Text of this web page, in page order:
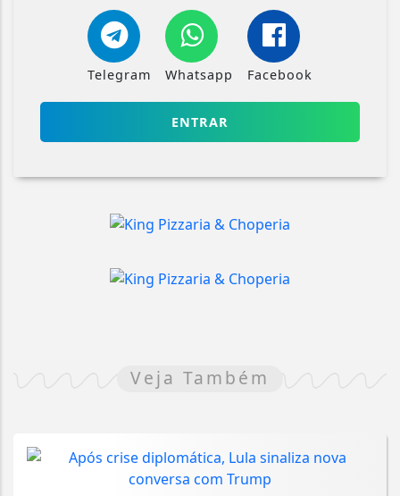
Telegram Whatsapp Facebook
ENTRAR
Veja Também